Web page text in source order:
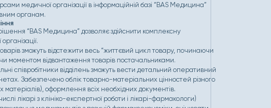
медичної організації в інформаційній базі “BAS Медицина”
органам.
“BAS Медицина” дозволяє здійснити комплексну
зможуть відстежити весь “життєвий цикл товару, починаючи
моментом відвантаження товарів постачальниками.
співробітники відділень зможуть вести детальний оперативний
Забезпечено облік товарно-матеріальних цінностей різного
оформлення всіх необхідних документів.
лікарі з клініко-експертної роботи і лікарі-фармакологи)